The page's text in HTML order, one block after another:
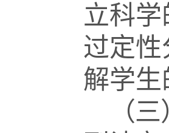
立科学
过定
解学
（